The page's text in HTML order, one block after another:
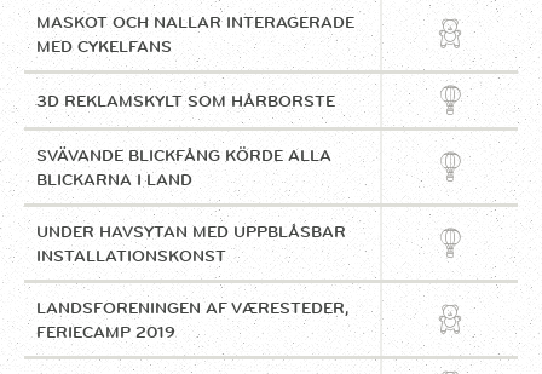
MASKOT OCH NALLAR INTERAGERADE
MED CYKELFANS
3D REKLAMSKYLT SOM HÅRBORSTE
SVÄVANDE BLICKFÅNG KÖRDE ALLA
BLICKARNA I LAND
UNDER HAVSYTAN MED UPPBLÅSBAR
INSTALLATIONSKONST
LANDSFORENINGEN AF VÆRESTEDER,
FERIECAMP 2019